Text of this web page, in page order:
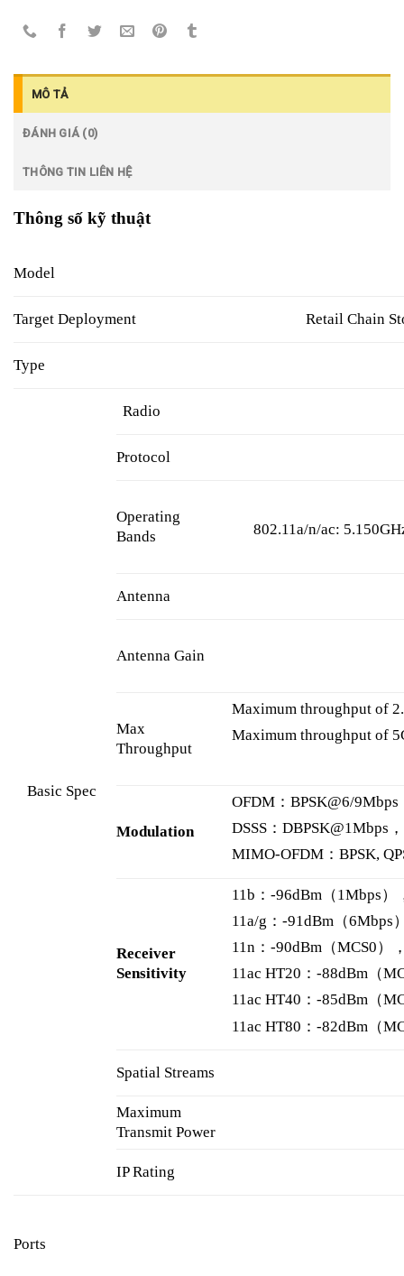
MÔ TẢ
ĐÁNH GIÁ (0)
THÔNG TIN LIÊN HỆ
Thông số kỹ thuật
Model
Target Deployment Retail Chain
Type
Basic Spec
Radio
Protocol
Operating
Bands
802.11a/n/ac:
Antenna
Antenna Gain
Max
Throughput
Maximum throughput of
Maximum throughput of
Modulation
OFDM：BPSK@6/
DSSS：DBPSK@1Mbps
MIMO-OFDM：BPSK,
Receiver
Sensitivity
11b：-96dBm（1Mbps
11a/g：-91dBm（6Mbps
11n：-90dBm（MCS0）
11ac HT20：-88dBm（
11ac HT40：-85dBm（
11ac HT80：-82dBm（
Spatial Streams
Maximum
Transmit Power
IP Rating
Ports